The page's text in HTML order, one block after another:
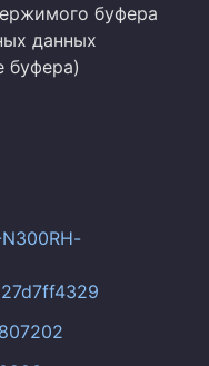
буфера
данных
буфера)